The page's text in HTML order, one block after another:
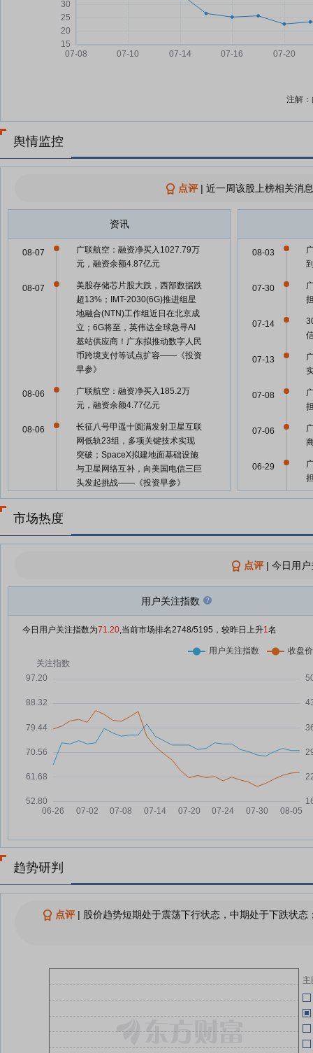
注解
舆情监控
点评| 近一周该股上榜相关消
资讯
广联航空：融资净买入1027.79万
元，融资余额4.87亿元
08-07
美股存储芯片股大跌，西部数据跌
超13%；IMT-2030(6G)推进组星
地融合(NTN)工作组近日在北京成
立；6G将至，英伟达全球急寻AI
基站供应商！广东拟推动数字人民
币跨境支付等试点扩容——《投资
早参》
08-07
广联航空：融资净买入185.2万
元，融资余额4.77亿元
08-06
长征八号甲遥十圆满发射卫星互联
网低轨23组，多项关键技术实现
突破；SpaceX拟建地面基础设施
与卫星网络互补，向美国电信三巨
头发起挑战——《投资早参》
08-06
施“智神星一号”发射任务——《投
08-05
广联航空中标1.12亿元海油项目
08-04
08-04
08-04
广联航空8月4日快速反弹
08-04
广联航空：融资净买入68.04万
08-04
SpaceX首批20颗星链V3卫星完成
成飞概念上涨2.69%，9股主力资
金净流入超千万元
08-03
参》
08-03
07-30
07-14
07-13
07-08
07-06
06-29
06-24
06-16
06-11
05-21
05-14
05-13
市场热度
点评| 今日用
用户关注指数
今日用户关注指数为71.20,当前市场排名2748/5195，较昨日上升1名
趋势研判
点评| 股价趋势短期处于震荡下行状态，中期处于下跌状
主